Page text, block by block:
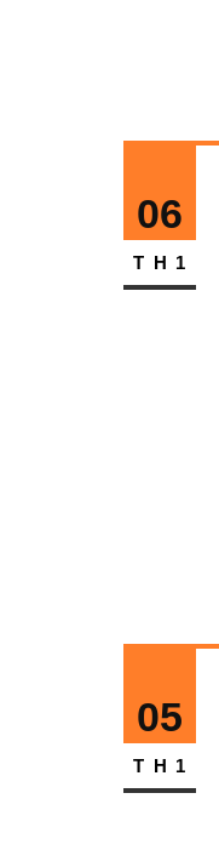
06
TH1
05
TH1